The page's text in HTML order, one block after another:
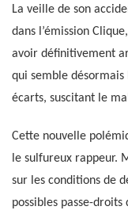
La veille de son
dans l’émission
avoir définitivement
qui semble
écarts, suscitant le
Cette nouvelle
le sulfureux rappeur.
sur les conditions de
possibles passe-